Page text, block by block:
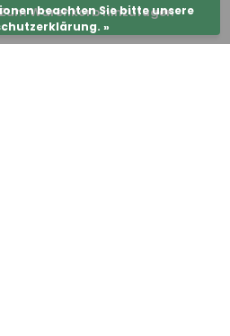
Zum Warenkorb hinzufügen
beachten Sie bitte unsere
»